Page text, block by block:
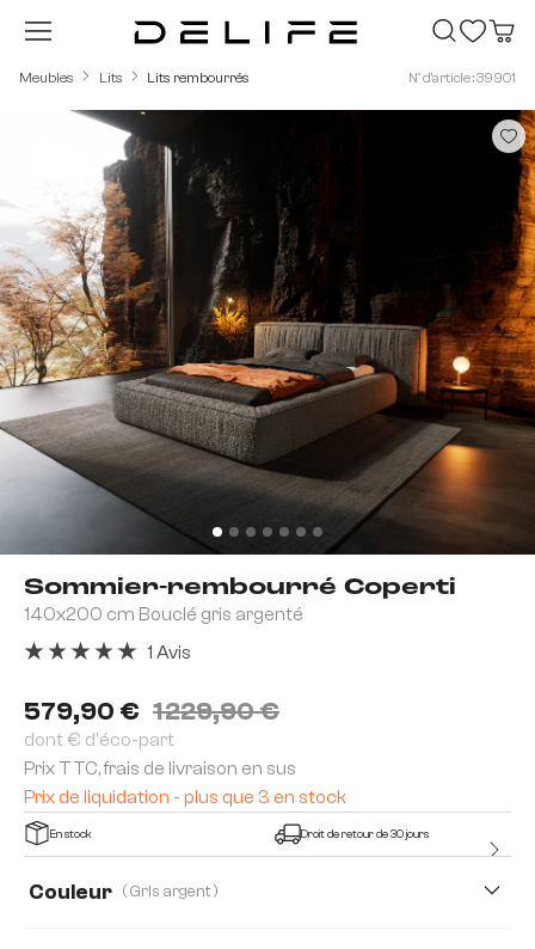
Passer au contenu principal
Meubles Lits Lits rembourrés N° d'article : 39901
Sommier-rembourré Coperti
140x200 cm Bouclé gris argenté
579,90 € 1 229,90 €
dont € d'éco-part
Prix TTC, frais de livraison en sus
Prix de liquidation - plus que 3 en stock
1 Avis
En stock Droit de retour de 30 jours
Couleur ( Gris argent )
Ignorer la galerie d'images